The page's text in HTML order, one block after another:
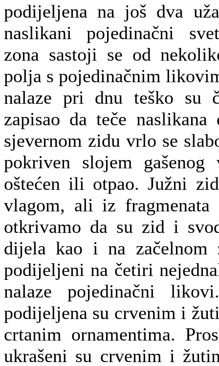
podijeljena na još dva
naslikani pojedinačni
zona sastoji se od
polja s pojedinačnim
nalaze pri dnu teško
zapisao da teče naslikana
sjevernom zidu vrlo se
pokriven slojem
oštećen ili otpao. Južni
vlagom, ali iz
otkrivamo da su zid i
dijela kao i na
podijeljeni na četiri
nalaze pojedinačni
podijeljena su crvenim i
crtanim ornamentima.
ukrašeni su crvenim i